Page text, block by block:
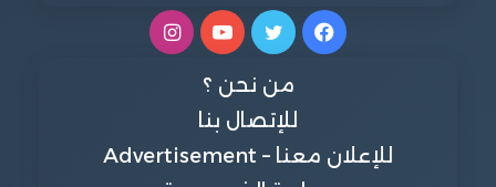
فيسبوكتويتر يوتيوبانستقرام
من نحن ؟
للإتصال بنا
للإعلان معنا – Advertisement